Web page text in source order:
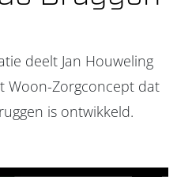
deelt Jan Houweling
Woon-Zorgconcept dat
is ontwikkeld.